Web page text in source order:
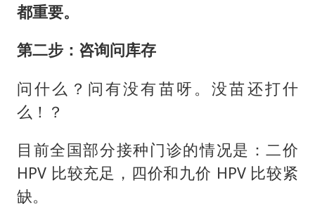
都重要。
第二步：咨询问库存
问什么？问有没有苗呀。没苗还打什
么！？
目前全国部分接种门诊的情况是：二价
HPV 比较充足，四价和九价 HPV 比较紧
缺。